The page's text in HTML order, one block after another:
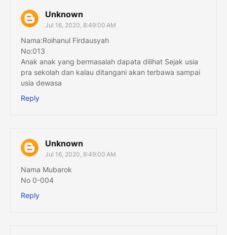
Unknown
Jul 16, 2020, 8:49:00 AM
Nama:Roihanul Firdausyah
No:013
Anak anak yang bermasalah dapata dilihat Sejak usia
pra sekolah dan kalau ditangani akan terbawa sampai
usia dewasa
Reply
Unknown
Jul 16, 2020, 8:49:00 AM
Nama Mubarok
No 0-004
Reply